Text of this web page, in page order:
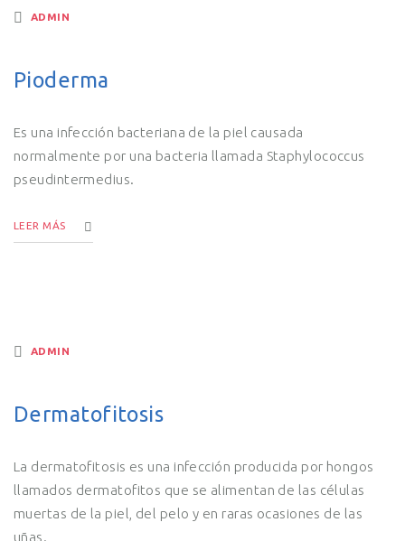
ADMIN
Pioderma
Es una infección bacteriana de la piel causada
normalmente por una bacteria llamada Staphylococcus
pseudintermedius.
LEER MÁS
ADMIN
Dermatofitosis
La dermatofitosis es una infección producida por hongos
llamados dermatofitos que se alimentan de las células
muertas de la piel, del pelo y en raras ocasiones de las
uñas.